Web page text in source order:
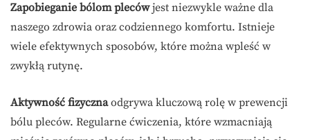
Zapobieganie bólom plecówjest niezwykle ważne dla
naszego zdrowia oraz codziennego komfortu. Istnieje
wiele efektywnych sposobów, które można wpleść w
zwykłą rutynę.
Aktywność fizycznaodgrywa kluczową rolę w prewencji
bólu pleców. Regularne ćwiczenia, które wzmacniają